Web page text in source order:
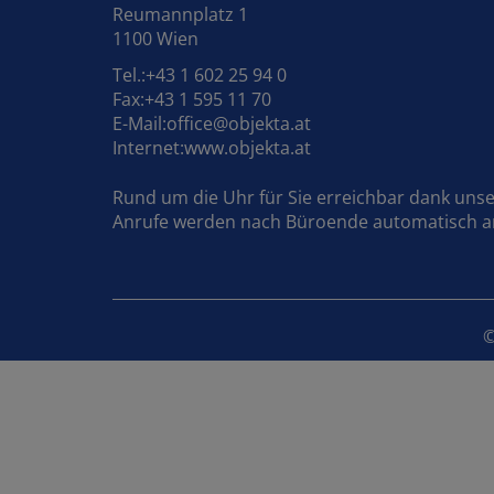
Reumannplatz 1
1100 Wien
Tel.:+43 1 602 25 94 0
Fax:+43 1 595 11 70
E-Mail:office@objekta.at
Internet:www.objekta.at
Rund um die Uhr für Sie erreichbar dank
Anrufe werden nach Büroende automatisch